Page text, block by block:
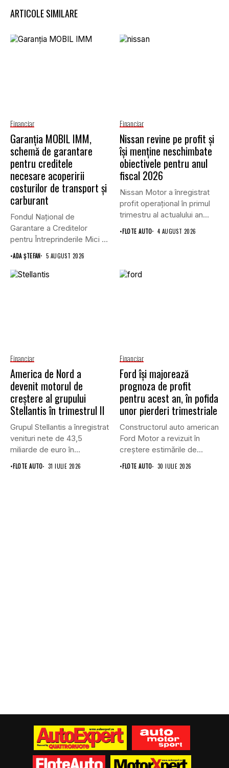
ARTICOLE SIMILARE
Financiar
Garanţia MOBIL IMM,
schemă de garantare
pentru creditele
necesare acoperirii
costurilor de transport şi
carburant
Fondul Național de
Garantare a Creditelor
pentru Întreprinderile Mici și
Mijlocii (FNGCIMM)...
•ADA ȘTEFAN 5 AUGUST 2026
Financiar
Nissan revine pe profit și
își menține neschimbate
obiectivele pentru anul
fiscal 2026
Nissan Motor a înregistrat
profit operațional în primul
trimestru al actualului an...
•FLOTE AUTO 4 AUGUST 2026
Financiar
America de Nord a
devenit motorul de
creștere al grupului
Stellantis în trimestrul II
Grupul Stellantis a înregistrat
venituri nete de 43,5
miliarde de euro în...
•FLOTE AUTO 31 IULIE 2026
Financiar
Ford își majorează
prognoza de profit
pentru acest an, în pofida
unor pierderi trimestriale
Constructorul auto american
Ford Motor a revizuit în
creștere estimările de
profit...
•FLOTE AUTO 30 IULIE 2026